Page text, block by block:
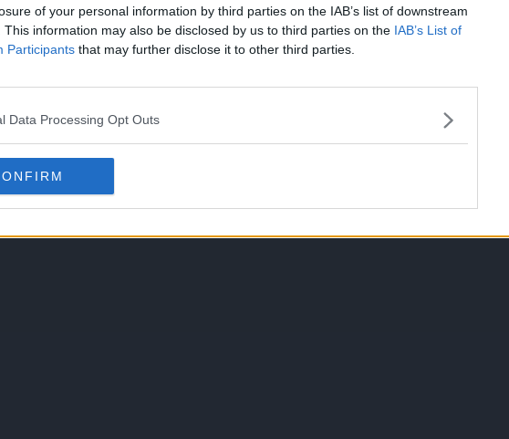
of your personal information by third parties on the IAB’s list of downstream
This information may also be disclosed by us to third parties on the IAB’s List of
Participants that may further disclose it to other third parties.
Data Processing Opt Outs